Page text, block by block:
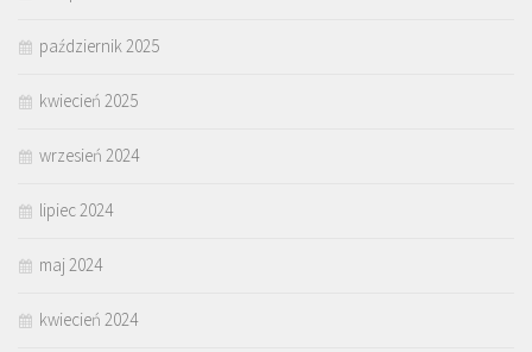
październik 2025
kwiecień 2025
wrzesień 2024
lipiec 2024
maj 2024
kwiecień 2024